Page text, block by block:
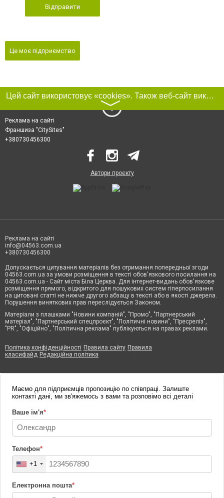
Відправити
Це моє підприємство
Цей сайт використовує «cookies». Також веб-сайт використовує інтернет-сервіс для збору технічних даних стосовно відвідувачів з метою отримання маркетингової та статистичної інформації. Умови обробки даних відвідувачів сайту див.
〉
Реклама на сайті
Франшиза "CitySites"
+380730456300
Автори проєкту
Реклама на сайті
info@04563.com.ua
+380730456300
Допускається цитування матеріалів без отримання попередньої згоди
04563.com.ua за умови розміщення в тексті обов'язкового посилання на
04563.com.ua - Сайт міста Біла Церква. Для інтернет-видань обов'язкове
розміщення прямого, відкритого для пошукових систем гіперпосилання
на цитовані статті не нижче другого абзацу в тексті або в якості джерела.
Порушення виняткових прав переслідується Законом.
Матеріали з плашками "Новини компаній", "Промо", "Партнерський
матеріал", "Партнерський спецпроєкт", "Політичні новини", "Пресреліз",
"PR", "Офіційно", "Політична реклама" публікуються на правах реклами.
Політика конфіденційності Правила сайту Правила
класифайд Редакційна політика
Маємо для підприємців пропозицію по співпраці. Залиште
контакті дані, ми зв'яжемось з вами та розповімо всі деталі
Ваше ім'я*
Телефон*
+1
Електронна пошта*